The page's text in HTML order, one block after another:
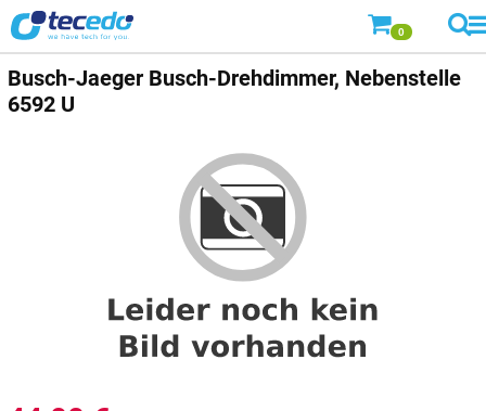
0
Busch-Jaeger Busch-Drehdimmer, Nebenstelle
6592 U